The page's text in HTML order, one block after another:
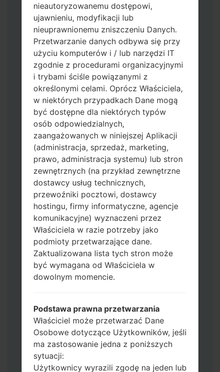
Pobierz na swój komputer najnowszą
wersjęOdin 3.
Następnie wyodrębnij plik
oprogramowania układowego.
Powinieneś otrzymać 1 plik (jeśli 1 plik
wybierz tutaj) lub 5 plików (jeśli 5 plików
wybierz tutaj):
AP: "System & Recovery"
CP: "Modem & Radio"
CSC_***: "Country & Region & Operator"
HOME_CSC_***: "Country & Region &
Operator"
Dodaj wszystkie pliki w Odin 3.
Jeśli chcesz wyczyścić pamięć flash użyj
Teraz wyłącz swój telefon i przejdź do
trybu pobierania. Jak wykonać wszystkie
metody:
Naciśnij i przytrzymaj klawisz zasilania,
przycisk zwiększania głośności i klawisz
nieautoryzowanemu dostępowi,
ujawnieniu, modyfikacji lub
nieuprawnionemu zniszczeniu Danych.
Przetwarzanie danych odbywa się przy
użyciu komputerów i / lub narzędzi IT
zgodnie z procedurami organizacyjnymi
i trybami ściśle powiązanymi z
określonymi celami. Oprócz Właściciela,
w niektórych przypadkach Dane mogą
być dostępne dla niektórych typów
osób odpowiedzialnych,
zaangażowanych w niniejszej Aplikacji
(administracja, sprzedaż, marketing,
prawo, administracja systemu) lub stron
zewnętrznych (na przykład zewnętrzne
dostawcy usług technicznych,
przewoźniki pocztowi, dostawcy
hostingu, firmy informatyczne, agencje
komunikacyjne) wyznaczeni przez
Właściciela w razie potrzeby jako
podmioty przetwarzające dane.
Zaktualizowana lista tych stron może
być wymagana od Właściciela w
dowolnym momencie.
Podstawa prawna przetwarzania
Właściciel może przetwarzać Dane
Osobowe dotyczące Użytkowników, jeśli
ma zastosowanie jedna z poniższych
sytuacji:
Użytkownicy wyrazili zgodę na jeden lub